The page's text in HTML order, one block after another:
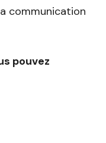
communication
pouvez